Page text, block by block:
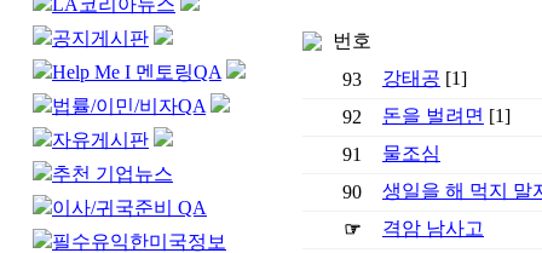
LA코리아뉴스
공지게시판
Help Me I 멘토링QA
법률/이민/비자QA
자유게시판
추천 기업뉴스
이사/귀국준비 QA
필수유익한미국정보
번호
93
강태공 [1]
92
돈을 벌려면 [1]
91
물조심
90
생일을 해 먹지 말
☞
격암 남사고